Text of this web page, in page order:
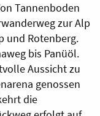
Tannenboden
zur Alp
und Rotenberg.
bis Panüöl.
Aussicht zu
genossen
die